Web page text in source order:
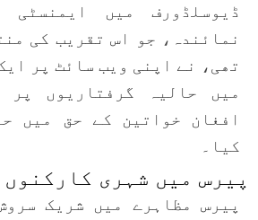
ڈیوسلڈورف میں ایمنسٹی
نمائندہ، جو اس تقریب کی
تھی، نے اپنی ویب سائٹ پر
میں حالیہ گرفتاریوں پر
افغان خواتین کے حق میں
کیا۔
پیرس میں شہری
پیرس مظاہرے میں شریک